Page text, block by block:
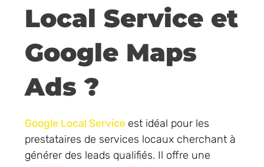
Local Service et
Google Maps
Ads ?
Google Local Service est idéal pour les
prestataires de services locaux cherchant à
générer des leads qualifiés. Il offre une